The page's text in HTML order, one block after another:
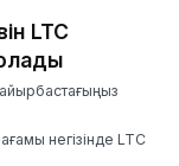
LTC
негізінде LTC